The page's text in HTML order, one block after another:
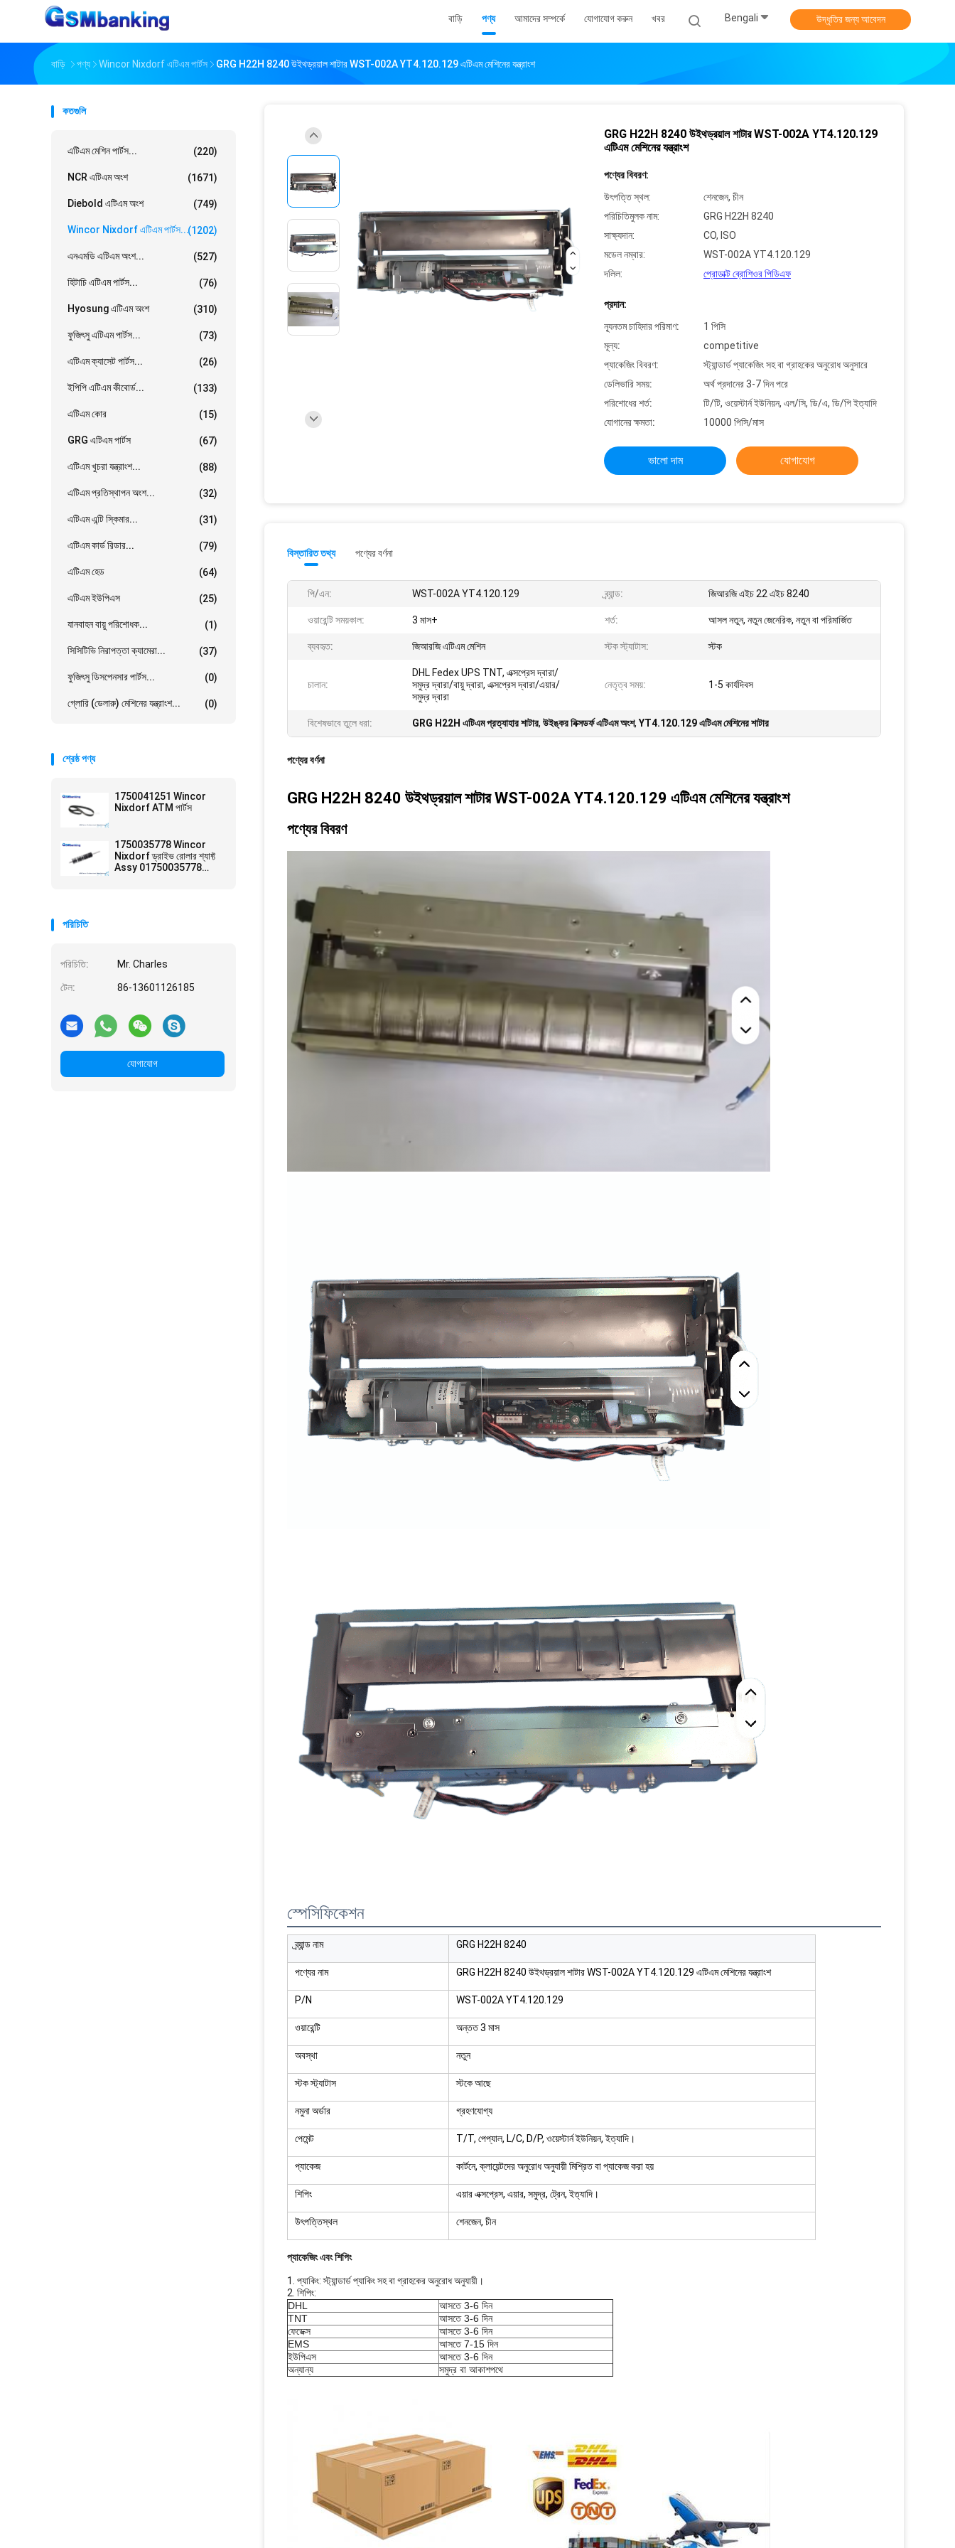
বাড়ি পণ্য আমাদের সম্পর্কে যোগাযোগ করুন খবর Bengali উদ্ধৃতির জন্য আবেদন
বাড়ি পণ্য Wincor Nixdorf এটিএম পার্টস GRG H22H 8240 উইথড্রয়াল শাটার WST-002A YT4.120.129 এটিএম মেশিনের যন্ত্রাংশ
কতগুলি
এটিএম মেশিন পার্টস... (220)
NCR এটিএম অংশ (1671)
Diebold এটিএম অংশ (749)
Wincor Nixdorf এটিএম পার্টস...(1202)
এনএমডি এটিএম অংশ... (527)
হিটাচি এটিএম পার্টস... (76)
Hyosung এটিএম অংশ (310)
ফুজিৎসু এটিএম পার্টস... (73)
এটিএম ক্যাসেট পার্টস... (26)
ইপিপি এটিএম কীবোর্ড... (133)
এটিএম কোর (15)
GRG এটিএম পার্টস (67)
এটিএম খুচরা যন্ত্রাংশ... (88)
এটিএম প্রতিস্থাপন অংশ... (32)
এটিএম এন্টি স্কিমার... (31)
এটিএম কার্ড রিডার... (79)
এটিএম হেড (64)
এটিএম ইউপিএস (25)
যানবাহন বায়ু পরিশোধক... (1)
সিসিটিভি নিরাপত্তা ক্যামেরা... (37)
ফুজিৎসু ডিসপেনসার পার্টস... (0)
গ্লোরি (ডেলারু) মেশিনের যন্ত্রাংশ... (0)
শ্রেষ্ঠ পণ্য
1750041251 Wincor
Nixdorf ATM পার্টস
1750035778 Wincor
Nixdorf ড্রাইভ রোলার শ্যাফ্ট
Assy 01750035778
পরিচিতি
পরিচিতি: Mr. Charles
টেল: 86-13601126185
যোগাযোগ
GRG H22H 8240 উইথড্রয়াল শাটার WST-002A YT4.120.129
এটিএম মেশিনের যন্ত্রাংশ
পণ্যের বিবরণ:
উৎপত্তি স্থল:
শেনজেন, চীন
পরিচিতিমুলক নাম:
GRG H22H 8240
সাক্ষ্যদান:
CO, ISO
মডেল নম্বার:
WST-002A YT4.120.129
দলিল:
প্রোডাক্ট ব্রোশিওর পিডিএফ
প্রদান:
ন্যূনতম চাহিদার পরিমাণ:
1 পিসি
মূল্য:
competitive
প্যাকেজিং বিবরণ:
স্ট্যান্ডার্ড প্যাকেজিং সহ বা গ্রাহকের অনুরোধ অনুসারে
ডেলিভারি সময়:
অর্থ প্রদানের 3-7 দিন পরে
পরিশোধের শর্ত:
টি/টি, ওয়েস্টার্ন ইউনিয়ন, এল/সি, ডি/এ, ডি/পি ইত্যাদি
যোগানের ক্ষমতা:
10000 পিসি/মাস
ভালো দাম যোগাযোগ
বিস্তারিত তথ্য পণ্যের বর্ণনা
পি/এন: WST-002A YT4.120.129 ব্র্যান্ড: জিআরজি এইচ 22 এইচ 8240
ওয়ারেন্টি সময়কাল: 3 মাস+ শর্ত: আসল নতুন, নতুন জেনেরিক, নতুন বা পরিমার্জিত
ব্যবহৃত: জিআরজি এটিএম মেশিন স্টক স্ট্যাটাস: স্টক
চালান:
DHL Fedex UPS TNT, এক্সপ্রেস দ্বারা/
সমুদ্র দ্বারা/বায়ু দ্বারা, এক্সপ্রেস দ্বারা/এয়ার/
সমুদ্র দ্বারা
নেতৃত্ব সময়: 1-5 কার্যদিবস
বিশেষভাবে তুলে ধরা: GRG H22H এটিএম প্রত্যাহার শাটার, উইঙ্কর নিক্সডর্ফ এটিএম অংশ, YT4.120.129 এটিএম মেশিনের শাটার
পণ্যের বর্ণনা
GRG H22H 8240 উইথড্রয়াল শাটার WST-002A YT4.120.129 এটিএম মেশিনের যন্ত্রাংশ
পণ্যের বিবরণ
স্পেসিফিকেশন
ব্র্যান্ড নাম GRG H22H 8240
পণ্যের নাম GRG H22H 8240 উইথড্রয়াল শাটার WST-002A YT4.120.129 এটিএম মেশিনের যন্ত্রাংশ
P/N WST-002A YT4.120.129
ওয়ারেন্টি অন্তত 3 মাস
অবস্থা নতুন
স্টক স্ট্যাটাস স্টকে আছে
নমুনা অর্ডার গ্রহণযোগ্য
পেমেন্ট T/T, পেপ্যাল, L/C, D/P, ওয়েস্টার্ন ইউনিয়ন, ইত্যাদি।
প্যাকেজ কার্টনে, ক্লায়েন্টদের অনুরোধ অনুযায়ী মিশ্রিত বা প্যাকেজ করা হয়
শিপিং এয়ার এক্সপ্রেস, এয়ার, সমুদ্র, ট্রেন, ইত্যাদি।
উৎপত্তিস্থল শেনজেন, চীন
প্যাকেজিং এবং শিপিং
1. প্যাকিং: স্ট্যান্ডার্ড প্যাকিং সহ বা গ্রাহকের অনুরোধ অনুযায়ী।
2. শিপিং:
DHL
আসতে 3-6 দিন
TNT
আসতে 3-6 দিন
ফেডেক্স
আসতে 3-6 দিন
EMS
আসতে 7-15 দিন
ইউপিএস
আসতে 3-6 দিন
অন্যান্য
সমুদ্র বা আকাশপথে